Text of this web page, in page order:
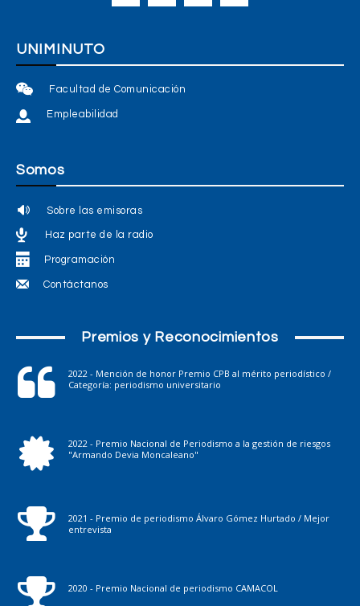
UNIMINUTO
Facultad de Comunicación
Empleabilidad
Somos
Sobre las emisoras
Haz parte de la radio
Programación
Contáctanos
Premios y Reconocimientos
2022 - Mención de honor Premio CPB al mérito periodístico /
Categoría: periodismo universitario
2022 - Premio Nacional de Periodismo a la gestión de riesgos
"Armando Devia Moncaleano"
2021 - Premio de periodismo Álvaro Gómez Hurtado / Mejor
entrevista
2020 - Premio Nacional de periodismo CAMACOL